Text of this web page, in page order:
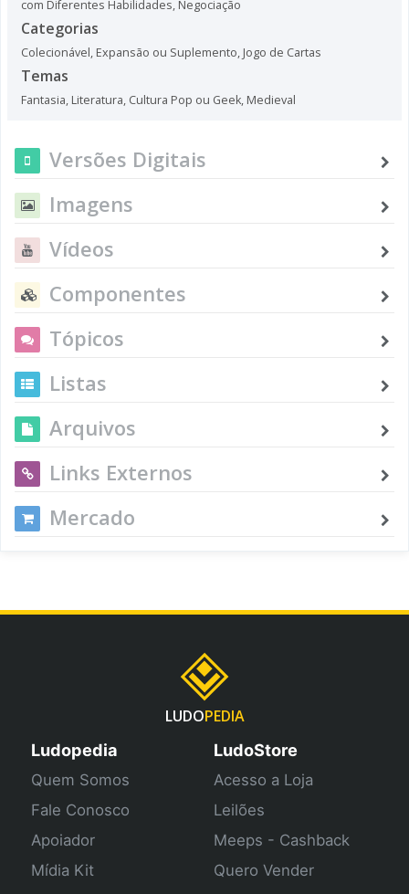
com Diferentes Habilidades, Negociação
Categorias
Colecionável, Expansão ou Suplemento, Jogo de Cartas
Temas
Fantasia, Literatura, Cultura Pop ou Geek, Medieval
Versões Digitais
Imagens
Vídeos
Componentes
Tópicos
Listas
Arquivos
Links Externos
Mercado
LUDOPEDIA
Ludopedia
Quem Somos
Fale Conosco
Apoiador
Mídia Kit
LudoStore
Acesso a Loja
Leilões
Meeps - Cashback
Quero Vender